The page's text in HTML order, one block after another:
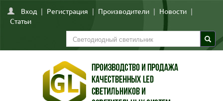
Вход | Регистрация | Производители | Новости |
Статьи